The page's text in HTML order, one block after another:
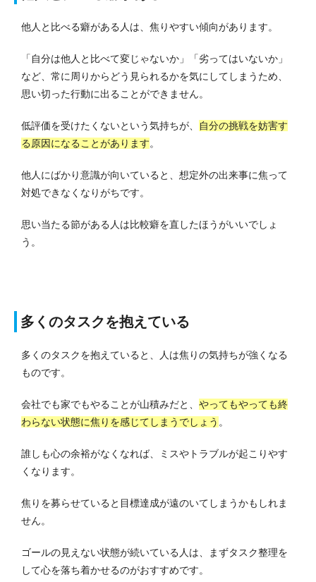
他人と比べる癖がある人は、焦りやすい傾向があります。
「自分は他人と比べて変じゃないか」「劣ってはいないか」
など、常に周りからどう見られるかを気にしてしまうため、
思い切った行動に出ることができません。
低評価を受けたくないという気持ちが、
自分の挑戦を妨害す
る原因になることがあります。
他人にばかり意識が向いていると、想定外の出来事に焦って
対処できなくなりがちです。
思い当たる節がある人は比較癖を直したほうがいいでしょ
う。
多くのタスクを抱えている
多くのタスクを抱えていると、人は焦りの気持ちが強くなる
ものです。
会社でも家でもやることが山積みだと、 やってもやっても終
わらない状態に焦りを感じてしまうでしょう 。
誰しも心の余裕がなくなれば、ミスやトラブルが起こりやす
くなります。
焦りを募らせていると目標達成が遠のいてしまうかもしれま
せん。
ゴールの見えない状態が続いている人は、まずタスク整理を
して心を落ち着かせるのがおすすめです。